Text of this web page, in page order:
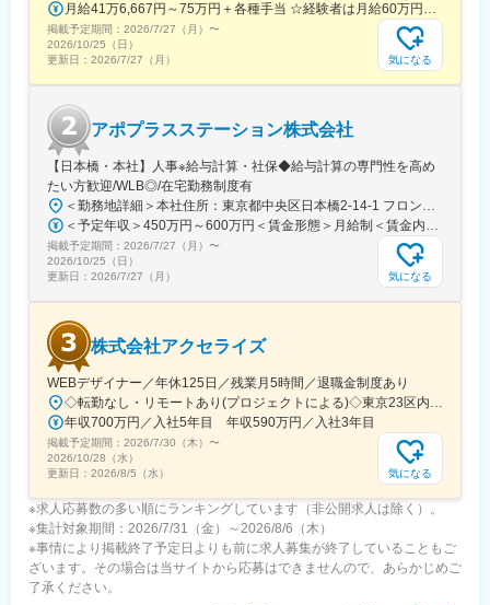
(3)豊富なプロジェクト数、50社を超える多数の取引メーカー：同
業他社と比較しても、多くのプロジェクト数があり、様々なご経
験を活かしていただくことが可能です。20代～60代までの幅広い
年代のMRの方が活躍されています。
・入社3年目（MR経験者）28歳：642万（月給＋日当＋住宅手
当）
・入社5年目（MR経験者）33歳：712万（月給＋日当＋住宅手
当）
変更の範囲：会社の定める業務
月給41万6,667円～75万円＋各種手当 ☆経験者は月給60万円以上！・・・・・・■未経験者：月給41万6,667円～＋各種手当※上記には固定残業代（7万9,114円～／30時間分）を含みます。※超過分は別途全額支給いたします。◎手当を含めれば初年度から年収600万円以上も可能！・・・・・・■経験者：月給60万円～75万円＋各種手当※上記には固定残業代（11万760円～／30時間分）を含みます。※超過分は別途全額支給いたします。＜年収例＞◎初年度年収は700万円以上！◎最大年収900万円以上も目指せる♪・・・・・・＼社員の年収例／ 800万円／36歳（入社3年） 860万円／42歳（入社4年） 920万円／45歳（入社6年） ※諸手当含む
掲載予定期間： 2026/7/27（月） 〜
2026/10/25（日）
更新日： 2026/7/27（月） 気になる
アポプラスステーション株式会社
【日本橋・本社】人事※給与計算・社保◆給与計算の専門性を高め
たい方歓迎/WLB◎/在宅勤務制度有
＜勤務地詳細＞本社住所：東京都中央区日本橋2-14-1 フロントプレイス日本橋勤務地最寄駅：各線／日本橋駅受動喫煙対策：敷地内喫煙可能場所あり変更の範囲：会社の定める事業所
＜予定年収＞450万円～600万円＜賃金形態＞月給制＜賃金内訳＞月額（基本給）：243,000円～330,300円固定残業手当/月：57,000円～77,700円（固定残業時間30時間0分/月）超過した時間外労働の残業手当は追加支給＜月給＞300,000円～408,000円（一律手当を含む）＜昇給有無＞有＜残業手当＞有＜給与補足＞※上記金額にスキル・ご経験に応じて加算する可能性がございます※給与詳細は、経験・スキルを考慮した上で決定。■昇給：年1回（4月）賃金はあくまでも目安の金額であり、選考を通じて上下する可能性があります。月給(月額)は固定手当を含めた表記です。
掲載予定期間： 2026/7/27（月） 〜
2026/10/25（日）
更新日： 2026/7/27（月） 気になる
株式会社アクセライズ
WEBデザイナー／年休125日／残業月5時間／退職金制度あり
◇転勤なし・リモートあり(プロジェクトによる)◇東京23区内を中心としたプロジェクト先▽勤務エリア・東京都内を中心とした一都三県・東京23区内のプロジェクトが中心・プロジェクトによりリモートワークあり・千葉、埼玉、神奈川にも案件あり。強制はなし。■東京本社／東京都千代田区神田小川町1-5-1 神田御幸ビル8F
年収700万円／入社5年目 年収590万円／入社3年目
掲載予定期間： 2026/7/30（木） 〜
2026/10/28（水）
更新日： 2026/8/5（水） 気になる
※求人応募数の多い順にランキングしています（非公開求人は除く）。
※集計対象期間：2026/7/31（金）～2026/8/6（木）
※事情により掲載終了予定日よりも前に求人募集が終了していることもご
ざいます。その場合は当サイトから応募はできませんので、あらかじめご
了承ください。